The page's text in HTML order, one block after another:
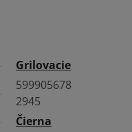
Grilovacie
599905678
2945
Čierna